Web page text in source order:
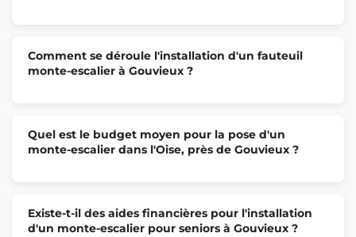
Comment se déroule l'installation d'un fauteuil
monte-escalier à Gouvieux ?
Quel est le budget moyen pour la pose d'un
monte-escalier dans l'Oise, près de Gouvieux ?
Existe-t-il des aides financières pour l'installation
d'un monte-escalier pour seniors à Gouvieux ?